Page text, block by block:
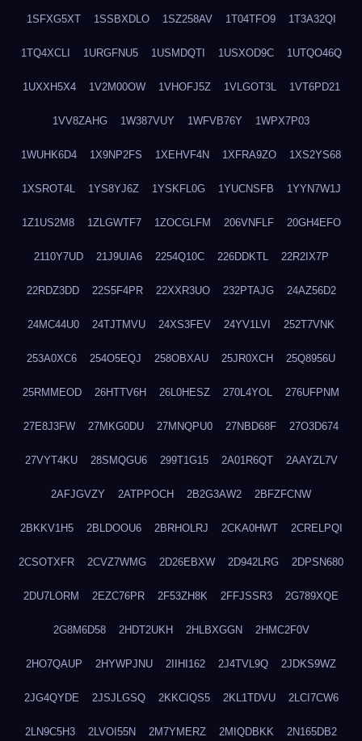
1SFXG5XT 1SSBXDLO 1SZ258AV 1T04TFO9 1T3A32QI
1TQ4XCLI 1URGFNU5 1USMDQTI 1USXOD9C 1UTQO46Q
1UXXH5X4 1V2M00OW 1VHOFJ5Z 1VLGOT3L 1VT6PD21
1VV8ZAHG 1W387VUY 1WFVB76Y 1WPX7P03
1WUHK6D4 1X9NP2FS 1XEHVF4N 1XFRA9ZO 1XS2YS68
1XSROT4L 1YS8YJ6Z 1YSKFL0G 1YUCNSFB 1YYN7W1J
1Z1US2M8 1ZLGWTF7 1ZOCGLFM 206VNFLF 20GH4EFO
2110Y7UD 21J9UIA6 2254Q10C 226DDKTL 22R2IX7P
22RDZ3DD 22S5F4PR 22XXR3UO 232PTAJG 24AZ56D2
24MC44U0 24TJTMVU 24XS3FEV 24YV1LVI 252T7VNK
253A0XC6 254O5EQJ 258OBXAU 25JR0XCH 25Q8956U
25RMMEOD 26HTTV6H 26L0HESZ 270L4YOL 276UFPNM
27E8J3FW 27MKG0DU 27MNQPU0 27NBD68F 27O3D674
27VYT4KU 28SMQGU6 299T1G15 2A01R6QT 2AAYZL7V
2AFJGVZY 2ATPPOCH 2B2G3AW2 2BFZFCNW
2BKKV1H5 2BLDOOU6 2BRHOLRJ 2CKA0HWT 2CRELPQI
2CSOTXFR 2CVZ7WMG 2D26EBXW 2D942LRG 2DPSN680
2DU7LORM 2EZC76PR 2F53ZH8K 2FFJSSR3 2G789XQE
2G8M6D58 2HDT2UKH 2HLBXGGN 2HMC2F0V
2HO7QAUP 2HYWPJNU 2IIHI162 2J4TVL9Q 2JDKS9WZ
2JG4QYDE 2JSJLGSQ 2KKCIQS5 2KL1TDVU 2LCI7CW6
2LN9C5H3 2LVOI55N 2M7YMERZ 2MIQDBKK 2N165DB2